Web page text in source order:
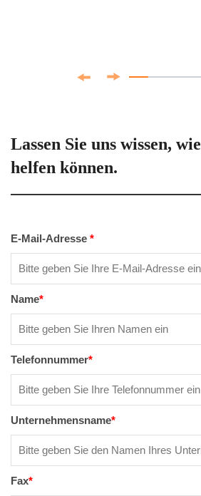
Lassen Sie uns wissen,
helfen können.
E-Mail-Adresse *
Name*
Telefonnummer*
Unternehmensname*
Fax*